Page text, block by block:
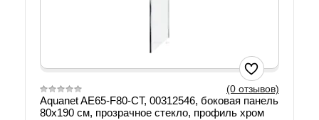
(0 отзывов)
Aquanet AE65-F80-CT, 00312546, боковая панель
80х190 см, прозрачное стекло, профиль хром